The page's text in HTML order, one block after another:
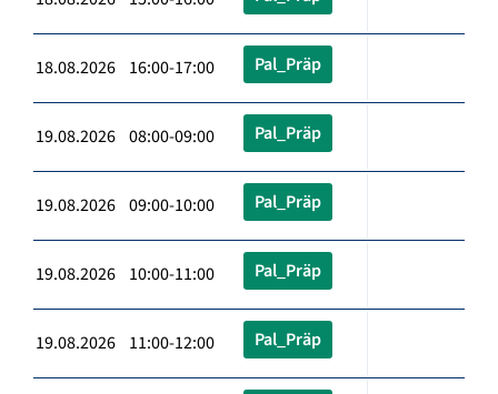
18.08.2026 16:00-17:00 Pal_Präp
19.08.2026 08:00-09:00 Pal_Präp
19.08.2026 09:00-10:00 Pal_Präp
19.08.2026 10:00-11:00 Pal_Präp
19.08.2026 11:00-12:00 Pal_Präp